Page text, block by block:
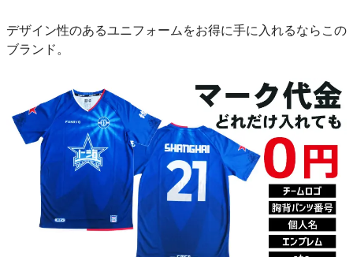
デザイン性のあるユニフォームをお得に手に入れるならこの
ブランド。